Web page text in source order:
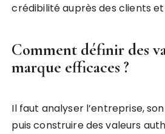
crédibilité auprès des clients
Comment définir des
marque efficaces ?
Il faut analyser l’entreprise,
puis construire des valeurs